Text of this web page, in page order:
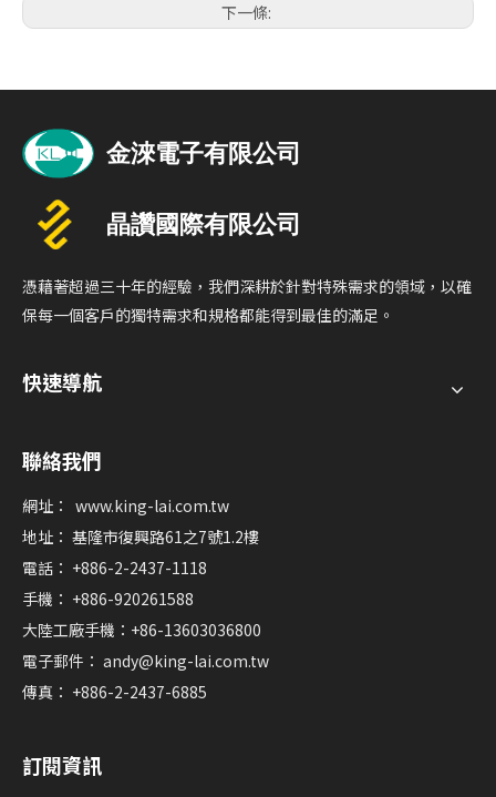
下一條:
憑藉著超過三十年的經驗，我們深耕於針對特殊需求的領域，以確
保每一個客戶的獨特需求和規格都能得到最佳的滿足。
快速導航
聯絡我們
網址： www.king-lai.com.tw
地址： 基隆市復興路61之7號1.2樓
電話： +886-2-2437-1118
手機： +886-920261588
大陸工廠手機：+86-13603036800
電子郵件： andy@king-lai.com.tw
傳真： +886-2-2437-6885
訂閱資訊